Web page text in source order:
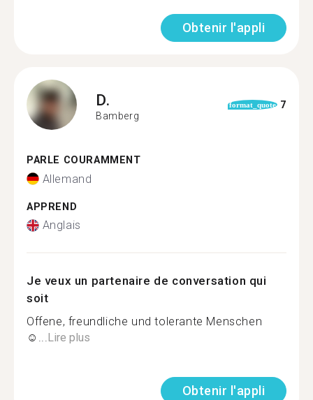
Obtenir l'appli
D.
Bamberg
format_quote 7
PARLE COURAMMENT
Allemand
APPREND
Anglais
Je veux un partenaire de conversation qui
soit
Offene, freundliche und tolerante Menschen
☺...Lire plus
Obtenir l'appli